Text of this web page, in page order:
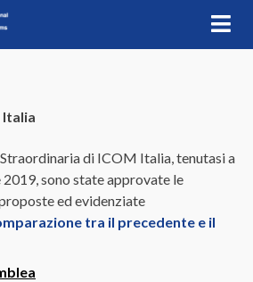
Italia
di ICOM Italia, tenutasi a
sono state approvate le
ed evidenziate
tra il precedente e il